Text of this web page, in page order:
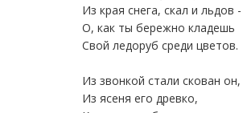
Из края снега, скал и льдов -
О, как ты бережно кладешь
Свой ледоруб среди цветов.
Из звонкой стали скован он,
Из ясеня его древко,